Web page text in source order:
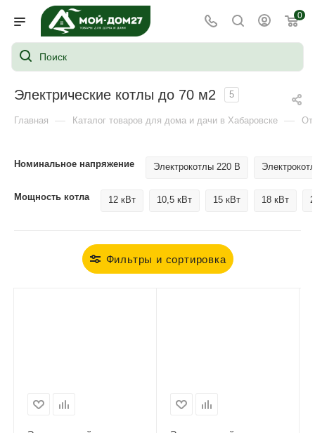
0
Электрические котлы до 70 м2 5
Главная — Каталог товаров для дома и дачи в Хабаровске —
Номинальное напряжение Электрокотлы 220 В
Мощность котла 12 кВт 10,5 кВт 15 кВт 18 кВт
Фильтры и сортировка